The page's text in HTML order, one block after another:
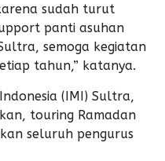
sudah turut
panti asuhan
semoga kegiatan
tahun,” katanya.
(IMI) Sultra,
touring Ramadan
seluruh pengurus